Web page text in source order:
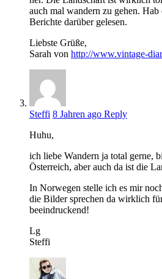
auch mal wandern zu gehen. Hab
Berichte darüber gelesen.
Liebste Grüße,
Sarah von http://www.vintage-
Steffi 8 Jahren ago Reply
Huhu,
ich liebe Wandern ja total gerne,
Österreich, aber auch da ist die
In Norwegen stelle ich es mir
die Bilder sprechen da wirklich
beeindruckend!
Lg
Steffi